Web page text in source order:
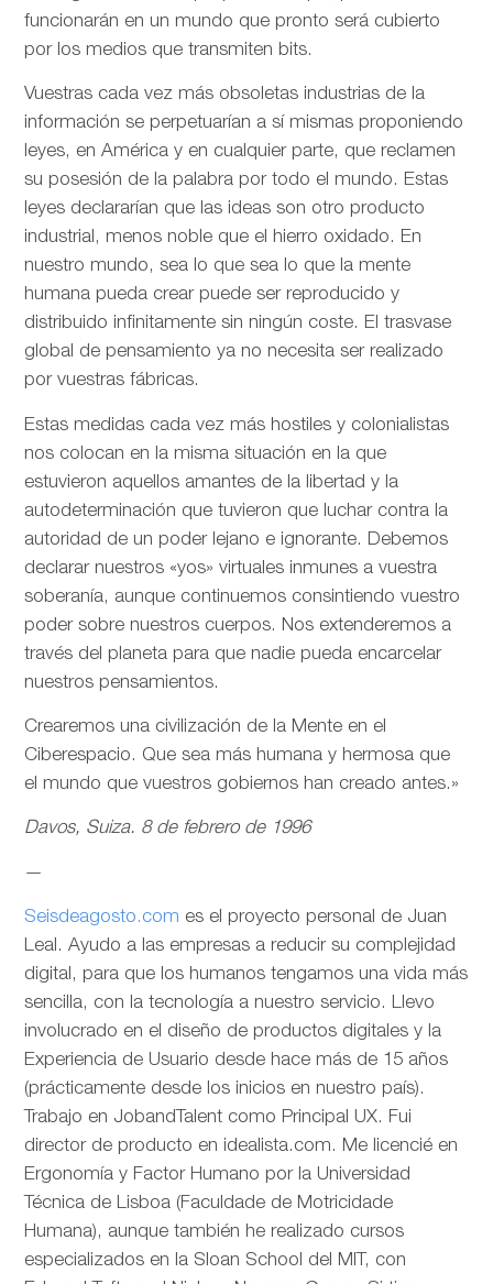
funcionarán en un mundo que pronto será cubierto
por los medios que transmiten bits.
Vuestras cada vez más obsoletas industrias de la
información se perpetuarían a sí mismas proponiendo
leyes, en América y en cualquier parte, que reclamen
su posesión de la palabra por todo el mundo. Estas
leyes declararían que las ideas son otro producto
industrial, menos noble que el hierro oxidado. En
nuestro mundo, sea lo que sea lo que la mente
humana pueda crear puede ser reproducido y
distribuido infinitamente sin ningún coste. El trasvase
global de pensamiento ya no necesita ser realizado
por vuestras fábricas.
Estas medidas cada vez más hostiles y colonialistas
nos colocan en la misma situación en la que
estuvieron aquellos amantes de la libertad y la
autodeterminación que tuvieron que luchar contra la
autoridad de un poder lejano e ignorante. Debemos
declarar nuestros «yos» virtuales inmunes a vuestra
soberanía, aunque continuemos consintiendo vuestro
poder sobre nuestros cuerpos. Nos extenderemos a
través del planeta para que nadie pueda encarcelar
nuestros pensamientos.
Crearemos una civilización de la Mente en el
Ciberespacio. Que sea más humana y hermosa que
el mundo que vuestros gobiernos han creado antes.»
Davos, Suiza. 8 de febrero de 1996
—
Seisdeagosto.com es el proyecto personal de Juan
Leal. Ayudo a las empresas a reducir su complejidad
digital, para que los humanos tengamos una vida más
sencilla, con la tecnología a nuestro servicio. Llevo
involucrado en el diseño de productos digitales y la
Experiencia de Usuario desde hace más de 15 años
(prácticamente desde los inicios en nuestro país).
Trabajo en JobandTalent como Principal UX. Fui
director de producto en idealista.com. Me licencié en
Ergonomía y Factor Humano por la Universidad
Técnica de Lisboa (Faculdade de Motricidade
Humana), aunque también he realizado cursos
especializados en la Sloan School del MIT, con